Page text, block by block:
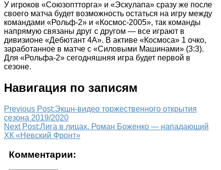
У игроков «Союзоптторга» и «Эскулапа» сразу же после
своего матча будет возможность остаться на игру между
командами «Рольф-2» и «Космос-2005», так команды
напрямую связаны друг с другом — все играют в
дивизионе «Дебютант 4А». В активе «Космоса» 1 очко,
заработанное в матче с «Силовыми Машинами» (3:3).
Для «Рольфа-2» сегодняшняя игра будет первой в
сезоне.
Навигация по записям
Previous Post:Экшн-видео торжественного открытия
сезона 2019/2020
Next Post:Лига в лицах. Роман Боженко — нападающий
ХК «Невский Фронт»
Комментарии: